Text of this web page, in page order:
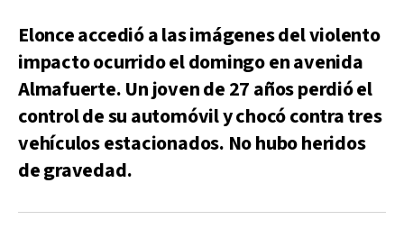
Elonce accedió a las imágenes del violento
impacto ocurrido el domingo en avenida
Almafuerte. Un joven de 27 años perdió el
control de su automóvil y chocó contra tres
vehículos estacionados. No hubo heridos
de gravedad.